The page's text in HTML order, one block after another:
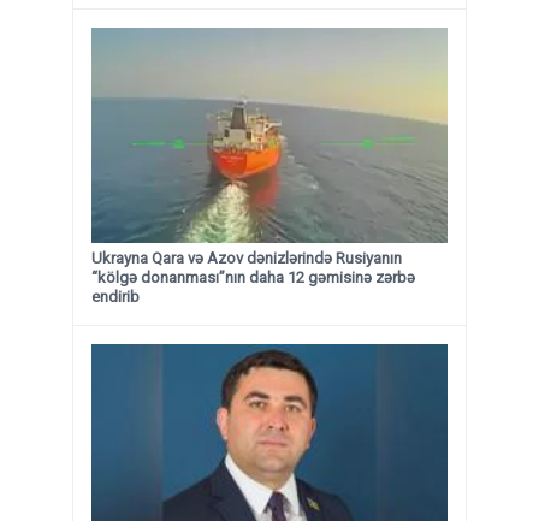
Ukrayna Qara və Azov dənizlərində Rusiyanın
“kölgə donanması”nın daha 12 gəmisinə zərbə
endirib